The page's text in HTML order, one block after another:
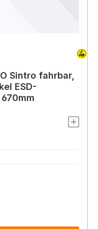
Sintro fahrbar,
ESD-